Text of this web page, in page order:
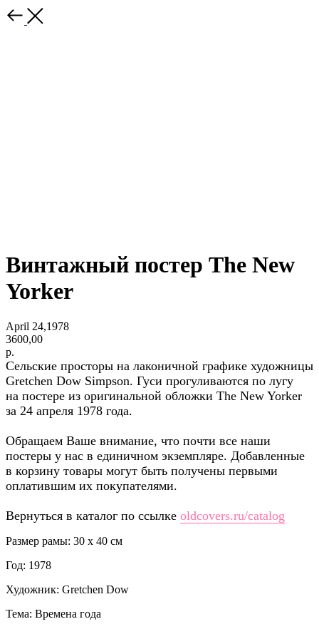
Винтажный постер The New
Yorker
April 24,1978
3600,00
р.
Сельские просторы на лаконичной графике художницы
Gretchen Dow Simpson. Гуси прогуливаются по лугу
на постере из оригинальной обложки The New Yorker
за 24 апреля 1978 года.
Обращаем Ваше внимание, что почти все наши
постеры у нас в единичном экземпляре. Добавленные
в корзину товары могут быть получены первыми
оплатившим их покупателями.
Вернуться в каталог по ссылке oldcovers.ru/catalog
Размер рамы: 30 x 40 см
Год: 1978
Художник: Gretchen Dow
Тема: Времена года